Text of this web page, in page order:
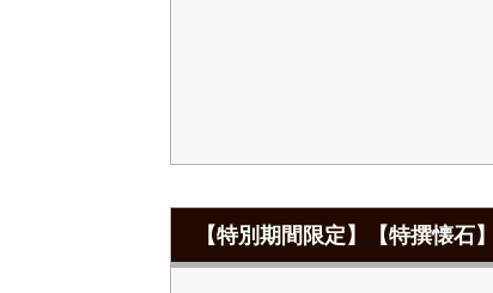
【特別期間限定】【特撰懐